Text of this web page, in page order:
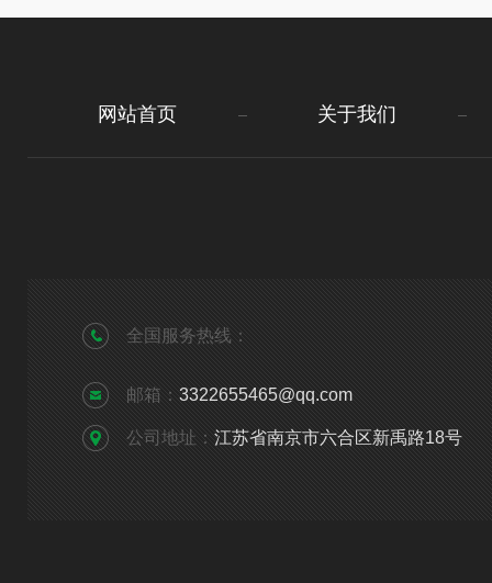
网站首页 关于我们
全国服务热线：
邮箱： 3322655465@qq.com
公司地址： 江苏省南京市六合区新禹路18号